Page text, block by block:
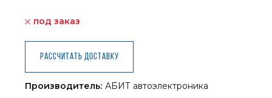
под заказ
Рассчитать доставку
Производитель: АБИТ автоэлектроника